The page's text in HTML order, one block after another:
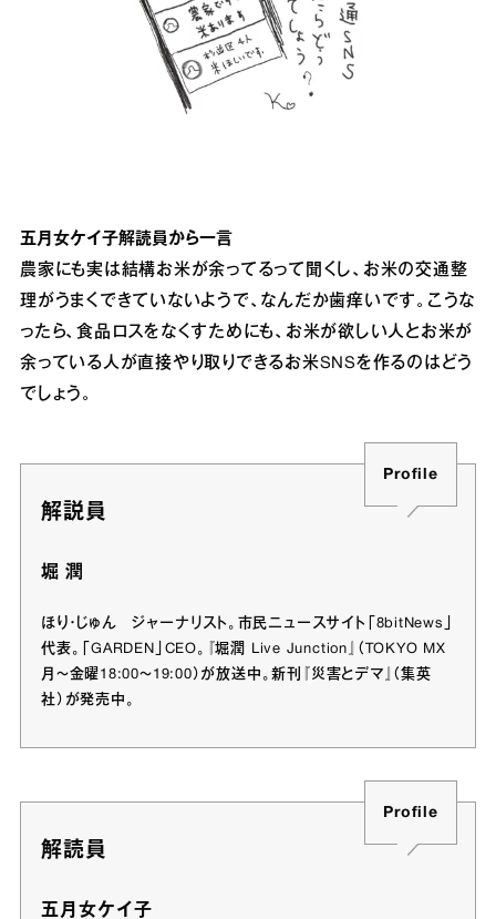
五月女ケイ子解読員から一言
農家にも実は結構お米が余ってるって聞くし、お米の交通整
理がうまくできていないようで、なんだか歯痒いです。こうな
ったら、食品ロスをなくすためにも、お米が欲しい人とお米が
余っている人が直接やり取りできるお米SNSを作るのはどう
でしょう。
解説員
Profile
堀 潤
ほり・じゅん ジャーナリスト。市民ニュースサイト「8bitNews」
代表。「GARDEN」CEO。『堀潤 Live Junction』（TOKYO MX
月～金曜18:00～19:00）が放送中。新刊『災害とデマ』（集英
社）が発売中。
解読員
Profile
五月女ケイ子